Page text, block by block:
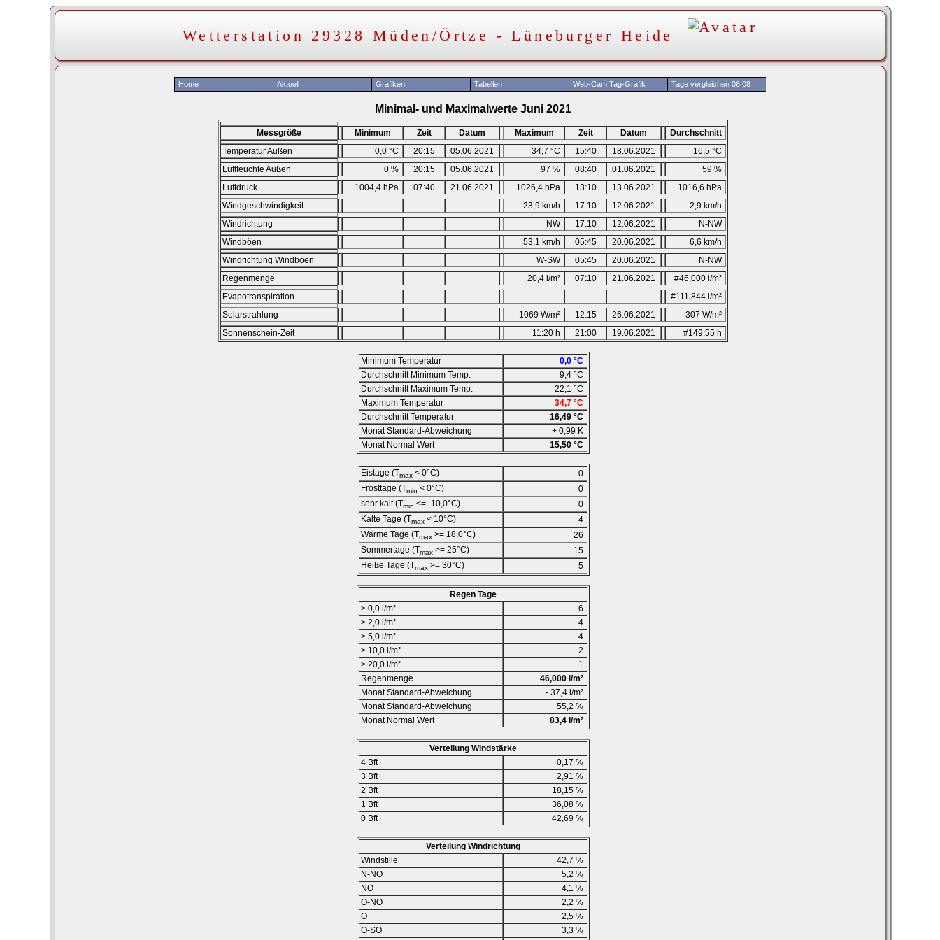
Wetterstation 29328 Müden/Örtze - Lüneburger Heide
Home Aktuell Grafiken Tabellen Web-Cam Tag-Grafik Tage vergleichen 06.08
Minimal- und Maximalwerte Juni 2021
Messgröße Minimum Zeit Datum Maximum Zeit Datum
Durchschnitt
Temperatur Außen
0,0 °C 20:15 05.06.2021 34,7 °C 15:40 18.06.2021
16,5 °C
Luftfeuchte Außen
0 % 20:15 05.06.2021 97 % 08:40 01.06.2021
59 %
Luftdruck
1004,4 hPa 07:40 21.06.2021 1026,4 hPa 13:10 13.06.2021
1016,6 hPa
Windgeschwindigkeit
23,9 km/h 17:10 12.06.2021
2,9 km/h
Windrichtung
NW 17:10 12.06.2021
N-NW
Windböen
53,1 km/h 05:45 20.06.2021
6,6 km/h
Windrichtung Windböen
W-SW 05:45 20.06.2021
N-NW
Regenmenge
20,4 l/m² 07:10 21.06.2021
#46,000 l/m²
Evapotranspiration
#111,844 l/m²
Solarstrahlung
1069 W/m² 12:15 26.06.2021
307 W/m²
Sonnenschein-Zeit
11:20 h 21:00 19.06.2021 #149:55 h
Minimum Temperatur
0,0 °C
Durchschnitt Minimum Temp.
9,4 °C
Durchschnitt Maximum Temp.
22,1 °C
Maximum Temperatur
34,7 °C
Durchschnitt Temperatur
16,49 °C
Monat Standard-Abweichung
+ 0,99 K
Monat Normal Wert
15,50 °C
Eistage (Tmax < 0°C)
0
Frosttage (Tmin < 0°C)
0
sehr kalt (Tmin <= -10,0°C)
0
Kalte Tage (Tmax < 10°C)
4
Warme Tage (Tmax >= 18,0°C)
26
Sommertage (Tmax >= 25°C)
15
Heiße Tage (Tmax >= 30°C) 5
Regen Tage
> 0,0 l/m²
6
> 2,0 l/m²
4
> 5,0 l/m²
4
> 10,0 l/m²
2
> 20,0 l/m²
1
Regenmenge
46,000 l/m²
Monat Standard-Abweichung
- 37,4 l/m²
Monat Standard-Abweichung
55,2 %
Monat Normal Wert
83,4 l/m²
Verteilung Windstärke
4 Bft
0,17 %
3 Bft
2,91 %
2 Bft
18,15 %
1 Bft
36,08 %
0 Bft
42,69 %
Verteilung Windrichtung
Windstille
42,7 %
N-NO
5,2 %
NO
4,1 %
O-NO
2,2 %
O
2,5 %
O-SO
3,3 %